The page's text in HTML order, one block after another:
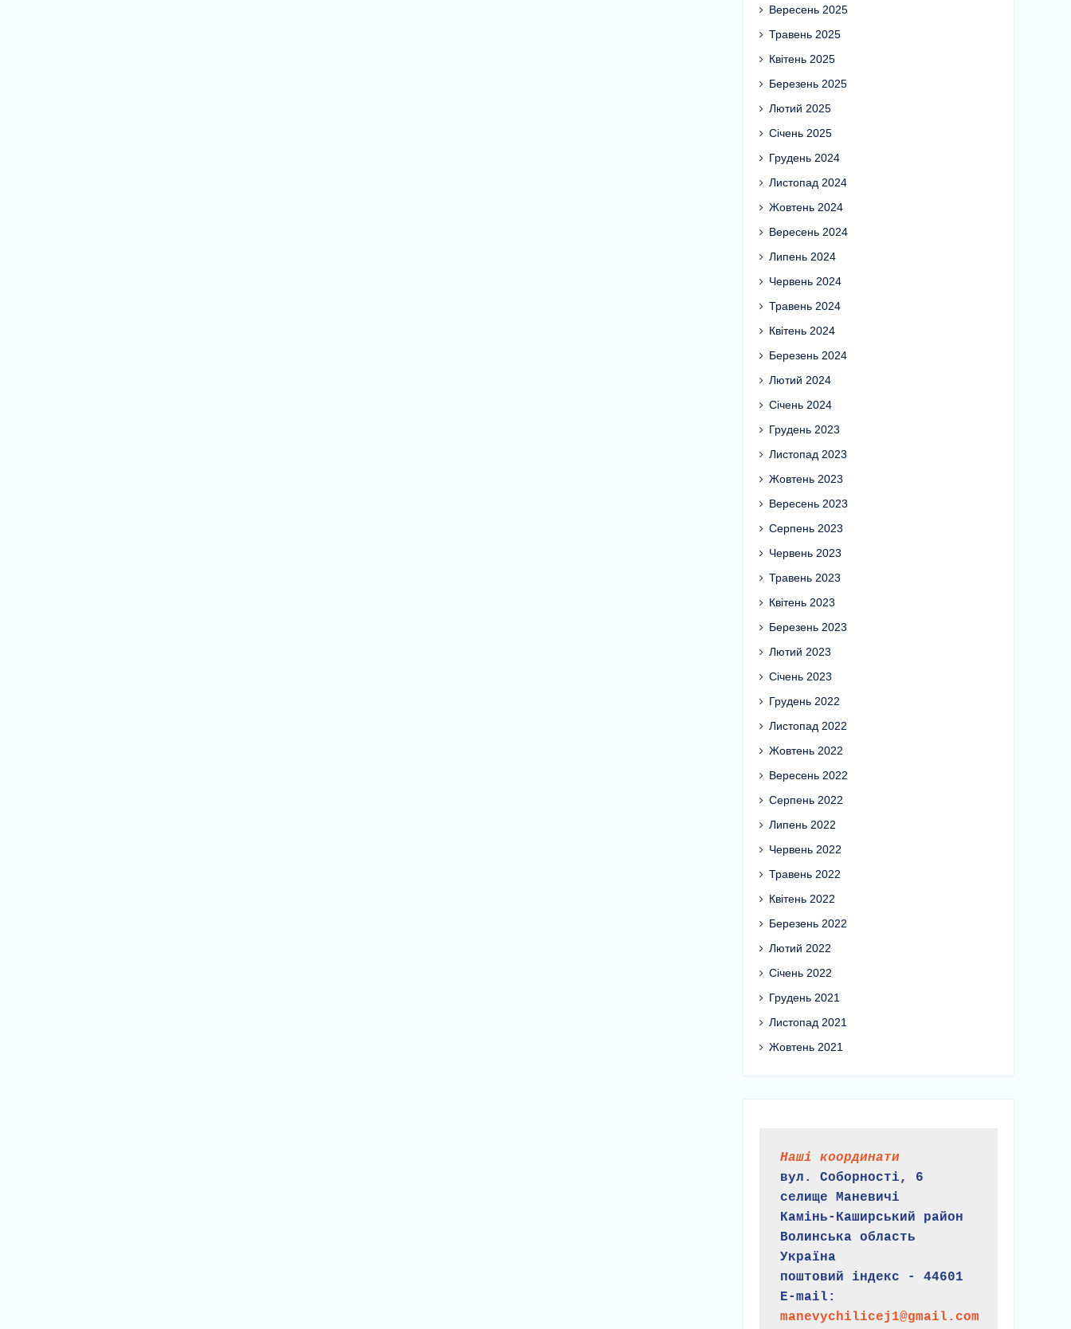
Вересень 2025
Травень 2025
Квітень 2025
Березень 2025
Лютий 2025
Січень 2025
Грудень 2024
Листопад 2024
Жовтень 2024
Вересень 2024
Липень 2024
Червень 2024
Травень 2024
Квітень 2024
Березень 2024
Лютий 2024
Січень 2024
Грудень 2023
Листопад 2023
Жовтень 2023
Вересень 2023
Серпень 2023
Червень 2023
Травень 2023
Квітень 2023
Березень 2023
Лютий 2023
Січень 2023
Грудень 2022
Листопад 2022
Жовтень 2022
Вересень 2022
Серпень 2022
Липень 2022
Червень 2022
Травень 2022
Квітень 2022
Березень 2022
Лютий 2022
Січень 2022
Грудень 2021
Листопад 2021
Жовтень 2021
Наші координати
вул. Соборності, 6
селище Маневичі
Камінь-Каширський район
Волинська область
Україна
поштовий індекс - 44601
E-mail:
manevychilicej1@gmail.com